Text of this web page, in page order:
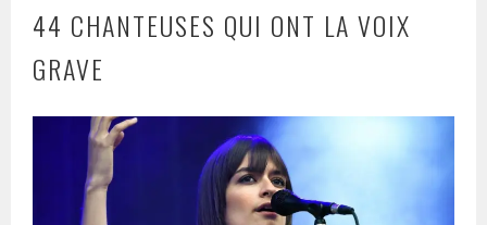
44 CHANTEUSES QUI ONT LA VOIX
GRAVE